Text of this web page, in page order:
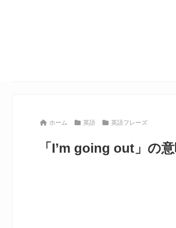
ホーム 英語 英語フレーズ
「I’m going out」の